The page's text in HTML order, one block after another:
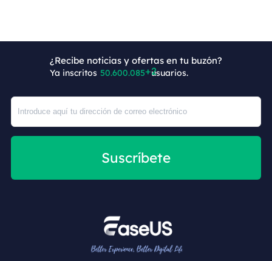
¿Recibe noticias y ofertas en tu buzón?
Ya inscritos 50.600.087 usuarios.
Suscríbete